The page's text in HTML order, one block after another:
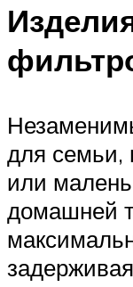
для семьи,
или
домашней